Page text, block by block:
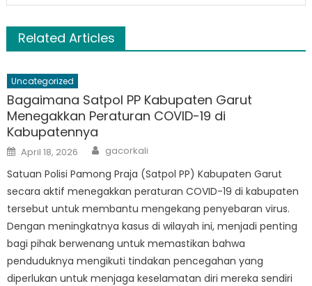
Related Articles
Uncategorized
Bagaimana Satpol PP Kabupaten Garut
Menegakkan Peraturan COVID-19 di
Kabupatennya
Posted
on
April 18, 2026 Author
gacorkali
Satuan Polisi Pamong Praja (Satpol PP) Kabupaten Garut
secara aktif menegakkan peraturan COVID-19 di kabupaten
tersebut untuk membantu mengekang penyebaran virus.
Dengan meningkatnya kasus di wilayah ini, menjadi penting
bagi pihak berwenang untuk memastikan bahwa
penduduknya mengikuti tindakan pencegahan yang
diperlukan untuk menjaga keselamatan diri mereka sendiri